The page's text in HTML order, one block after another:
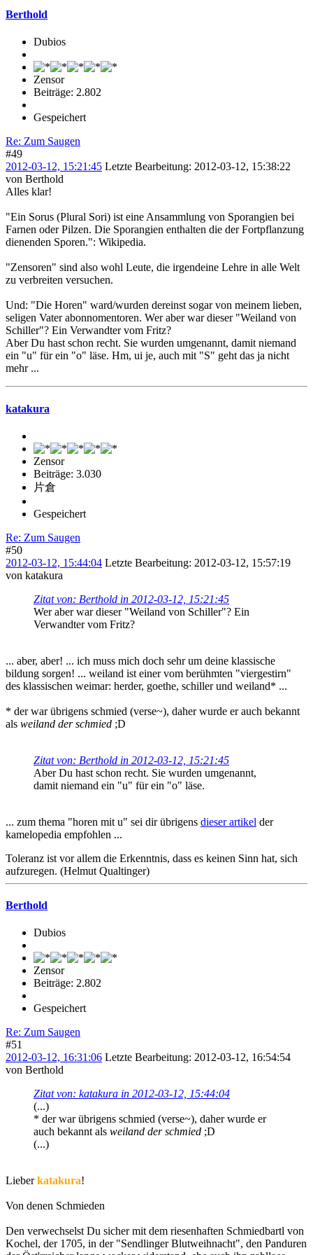
Berthold
Dubios
Zensor
Beiträge: 2.802
Gespeichert
Re: Zum Saugen
#49
2012-03-12, 15:21:45 Letzte Bearbeitung: 2012-03-12, 15:38:22
von Berthold
Alles klar!
"Ein Sorus (Plural Sori) ist eine Ansammlung von Sporangien bei
Farnen oder Pilzen. Die Sporangien enthalten die der Fortpflanzung
dienenden Sporen.": Wikipedia.
"Zensoren" sind also wohl Leute, die irgendeine Lehre in alle Welt
zu verbreiten versuchen.
Und: "Die Horen" ward/wurden dereinst sogar von meinem lieben,
seligen Vater abonnomentoren. Wer aber war dieser "Weiland von
Schiller"? Ein Verwandter vom Fritz?
Aber Du hast schon recht. Sie wurden umgenannt, damit niemand
ein "u" für ein "o" läse. Hm, ui je, auch mit "S" geht das ja nicht
mehr ...
katakura
Zensor
Beiträge: 3.030
片倉
Gespeichert
Re: Zum Saugen
#50
2012-03-12, 15:44:04 Letzte Bearbeitung: 2012-03-12, 15:57:19
von katakura
Zitat von: Berthold in 2012-03-12, 15:21:45
Wer aber war dieser "Weiland von Schiller"? Ein
Verwandter vom Fritz?
... aber, aber! ... ich muss mich doch sehr um deine klassische
bildung sorgen! ... weiland ist einer vom berühmten "viergestirn"
des klassischen weimar: herder, goethe, schiller und weiland* ...
* der war übrigens schmied (verse~), daher wurde er auch bekannt
als weiland der schmied ;D
Zitat von: Berthold in 2012-03-12, 15:21:45
Aber Du hast schon recht. Sie wurden umgenannt,
damit niemand ein "u" für ein "o" läse.
... zum thema "horen mit u" sei dir übrigens dieser artikel der
kamelopedia empfohlen ...
Toleranz ist vor allem die Erkenntnis, dass es keinen Sinn hat, sich
aufzuregen. (Helmut Qualtinger)
Berthold
Dubios
Zensor
Beiträge: 2.802
Gespeichert
Re: Zum Saugen
#51
2012-03-12, 16:31:06 Letzte Bearbeitung: 2012-03-12, 16:54:54
von Berthold
Zitat von: katakura in 2012-03-12, 15:44:04
(...)
* der war übrigens schmied (verse~), daher wurde er
auch bekannt als weiland der schmied ;D
(...)
Lieberkatakura!
Von denen Schmieden
Den verwechselst Du sicher mit dem riesenhaften Schmiedbartl von
Kochel, der 1705, in der "Sendlinger Blutweihnacht", den Panduren